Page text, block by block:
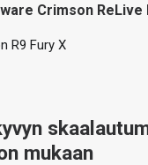
Crimson ReLive
R9 Fury X
mukaan